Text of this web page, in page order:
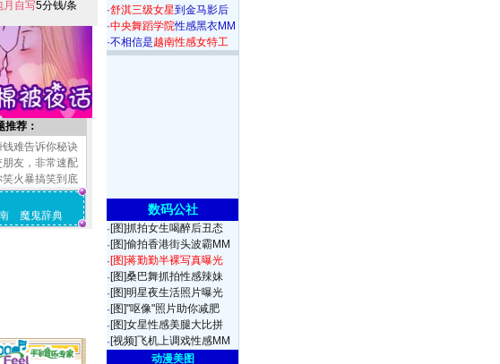
月自写5分钱/条
推荐：
钱难告诉你秘诀
朋友，非常速配
笑火暴搞笑到底
魔鬼辞典
·舒淇三级女星到金马影后
·中央舞蹈学院性感黑衣MM
·不相信是越南性感女特工
数码公社
· [图]抓拍女生喝醉后丑态
· [图]偷拍香港街头波霸MM
·[图]蒋勤勤半裸写真曝光
· [图]桑巴舞抓拍性感辣妹
· [图]明星夜生活照片曝光
· [图]"呕像"照片助你减肥
· [图]女星性感美腿大比拼
· [视频]飞机上调戏性感MM
动漫美图